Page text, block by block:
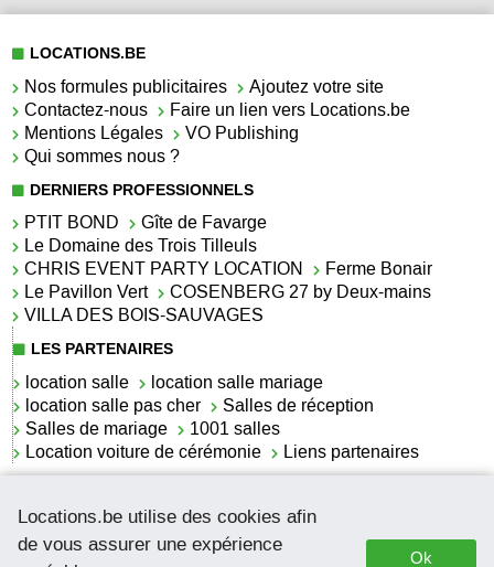
Locations.be utilise des cookies afin
de vous assurer une expérience
Ok
LOCATIONS.BE
Nos formules publicitaires
Ajoutez votre site
Contactez-nous
Faire un lien vers Locations.be
Mentions Légales
VO Publishing
Qui sommes nous ?
DERNIERS PROFESSIONNELS
PTIT BOND
Gîte de Favarge
Le Domaine des Trois Tilleuls
CHRIS EVENT PARTY LOCATION
Ferme Bonair
Le Pavillon Vert
COSENBERG 27 by Deux-mains
VILLA DES BOIS-SAUVAGES
LES PARTENAIRES
location salle
location salle mariage
location salle pas cher
Salles de réception
Salles de mariage
1001 salles
Location voiture de cérémonie
Liens partenaires
La location de lettrage pour mariage
La salle de réception pour mariage en Belgique